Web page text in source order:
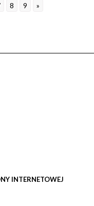
8 9 »
INTERNETOWEJ